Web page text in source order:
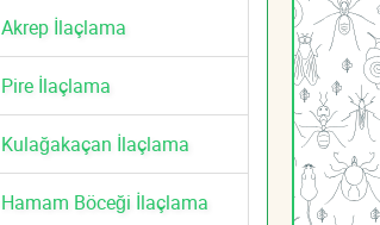
Akrep İlaçlama
Pire İlaçlama
Kulağakaçan İlaçlama
Hamam Böceği İlaçlama